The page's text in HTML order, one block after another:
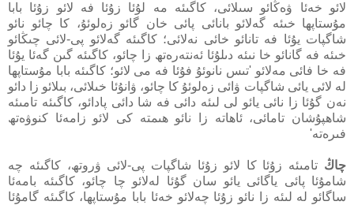
لائو خەئا ۋەڭائو سىلائى، كاگىئە مە لۇئا زۇئا فە لائو زۇئا بابا
مۇستاپھا خىئە گەلائو بانائى پائى خان گائو زەلوئۇ، كا چائو نائو
شاگپات يۇئا فە تانائو خائى نەلائى؛ كاگىئە گەلائو پى-لائى چىڭائو
خىئە فە گانائو خا نىئە دىلۇئا ئەنتەرەتھ زا چائو، كاگىئە گىن گەئا يۇئا
فە خا فائى مەلائو 'تىس نانوئۇ فۇئا فە مى لائو؛ كاگىئە بابا مۇستاپھا
لە لائى يائى شاگپات ۋائى زەلوئۇ كا چائو، ۋانۇئا خىلائى، بىلائو زا دائو
نەن گۇئا زا نائى يائو لى لىئە دائى فە شا دائى پادائو، كاگىئە تامىئە
شاھپۇشان تامائى، ئاھاتە زا نائو ھىمتە كى لائو زامەئا كنوۋەتھ
فىرەتە'
چاڭ تامىئە زۇئا كا لائو زۇئا شاگپات پى-لائى ۋروتھ، كاگىئە چە
شامۇئا پائى ياگائى يائو سان گۇئا لەلائو چا چائو، كاگىئە بامەئا
ساگائو لە لىئە زا نائو زۇئا چەلائو خەئا بابا مۇستاپھا، كاگىئە گامۇئا